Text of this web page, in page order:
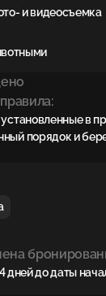
и видеосъемка
в
порядок и
дней до даты